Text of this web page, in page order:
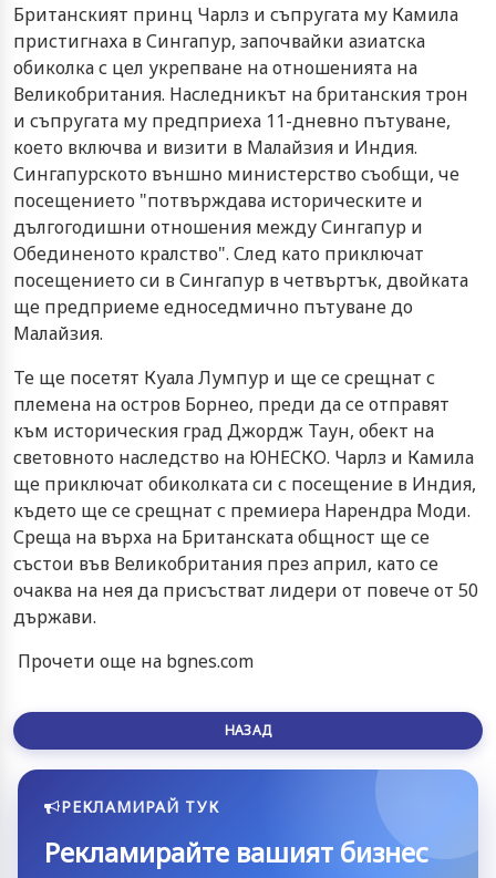
Британският принц Чарлз и съпругата му Камила
пристигнаха в Сингапур, започвайки азиатска
обиколка с цел укрепване на отношенията на
Великобритания. Наследникът на британския трон
и съпругата му предприеха 11-дневно пътуване,
което включва и визити в Малайзия и Индия.
Сингапурското външно министерство съобщи, че
посещението "потвърждава историческите и
дългогодишни отношения между Сингапур и
Обединеното кралство". След като приключат
посещението си в Сингапур в четвъртък, двойката
ще предприеме едноседмично пътуване до
Малайзия.
Те ще посетят Куала Лумпур и ще се срещнат с
племена на остров Борнео, преди да се отправят
към историческия град Джордж Таун, обект на
световното наследство на ЮНЕСКО. Чарлз и Камила
ще приключат обиколката си с посещение в Индия,
където ще се срещнат с премиера Нарендра Моди.
Среща на върха на Британската общност ще се
състои във Великобритания през април, като се
очаква на нея да присъстват лидери от повече от 50
държави.
Прочети още на bgnes.com
НАЗАД
РЕКЛАМИРАЙ ТУК
Рекламирайте вашият бизнес